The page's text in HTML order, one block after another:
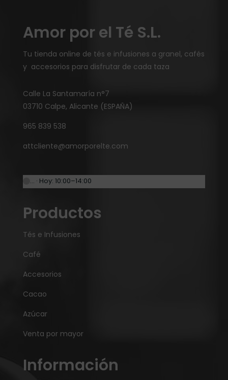
Amor por el Té S.L.
Tu tienda online de tés e infusiones a granel, cafés
y accesorios para disfrutar de cada taza
Calle La Santamaría n°7
03710 Calpe, Alicante (ESPAÑA)
965 839 538
attcliente@amorporelte.com
… · Hoy: 10:00–14:00
Productos
Tés e Infusiones
Café
Accesorios
Cacao
Azúcar
Venta por mayor
Información